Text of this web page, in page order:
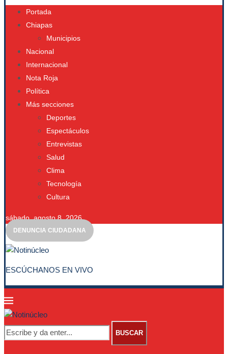
Portada
Chiapas
Municipios
Nacional
Internacional
Nota Roja
Política
Más secciones
Deportes
Espectáculos
Entrevistas
Salud
Clima
Tecnología
Cultura
sábado, agosto 8, 2026
DENUNCIA CIUDADANA
ESCÚCHANOS EN VIVO
BUSCAR